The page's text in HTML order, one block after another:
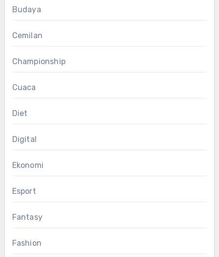
Budaya
Cemilan
Championship
Cuaca
Diet
Digital
Ekonomi
Esport
Fantasy
Fashion